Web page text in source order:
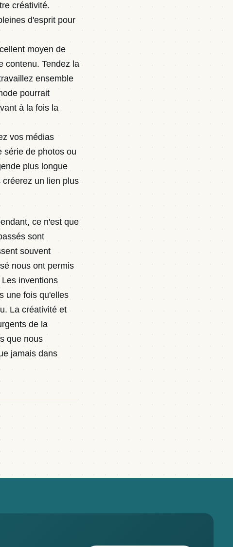
créativité.
d'esprit pour
moyen de
contenu. Tendez la
ensemble
pourrait
à la fois la
vos médias
série de photos ou
plus longue
un lien plus
ce n'est que
sont
souvent
nous ont permis
inventions
une fois qu'elles
La créativité et
de la
que nous
jamais dans